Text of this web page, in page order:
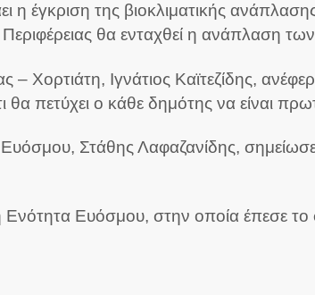
η έγκριση της βιοκλιματικής
θα ενταχθεί η ανάπλαση
Χορτιάτη, Ιγνάτιος Καϊτεζίδης,
θα πετύχει ο κάθε δημότης να είναι
Στάθης Λαφαζανίδης, σημείωσε
Ευόσμου, στην οποία έπεσε το